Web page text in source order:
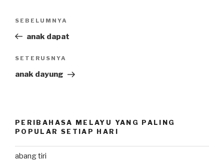
Previous
Post
SEBELUMNYA
anak dapat
Next
Post
SETERUSNYA
anak dayung
PERIBAHASA MELAYU YANG PALING
POPULAR SETIAP HARI
abang tiri